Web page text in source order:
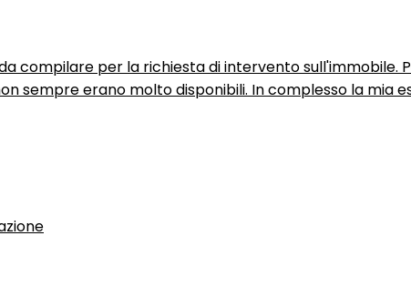
compilare per la richiesta di intervento
sempre erano molto disponibili. In complesso la mia